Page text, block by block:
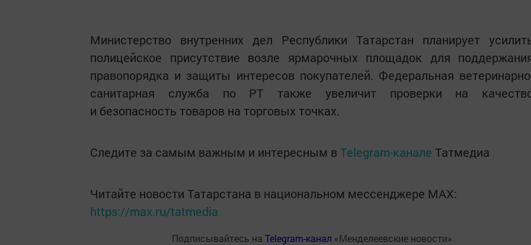
Министерство внутренних дел Республики Татарстан планирует
полицейское присутствие возле ярмарочных площадок для
правопорядка и защиты интересов покупателей. Федеральная
санитарная служба по РТ также увеличит проверки на
и безопасность товаров на торговых точках.
Следите за самым важным и интересным в Telegram-канале Татмедиа
Читайте новости Татарстана в национальном мессенджере MАХ:
https://max.ru/tatmedia
Подписывайтесь на Telegram-канал «Менделеевские новости»